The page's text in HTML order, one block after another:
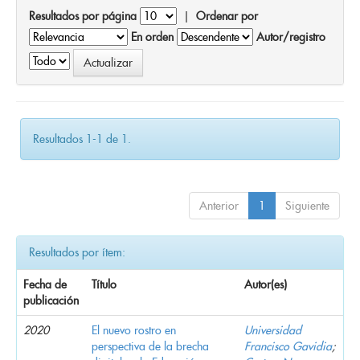
Resultados por página | Ordenar por
En orden
Autor/registro
Resultados 1-1 de 1.
Anterior 1 Siguiente
Resultados por ítem:
Fecha de
publicación
Título Autor(es)
2020
El nuevo rostro en
perspectiva de la brecha
Universidad
Francisco Gavidia;